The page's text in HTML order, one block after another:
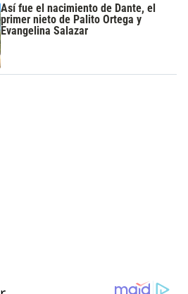
Así fue el nacimiento de Dante, el
primer nieto de Palito Ortega y
Evangelina Salazar